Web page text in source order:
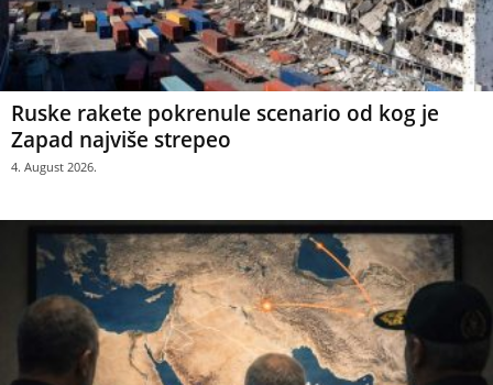
Ruske rakete pokrenule scenario od kog je
Zapad najviše strepeo
4. August 2026.